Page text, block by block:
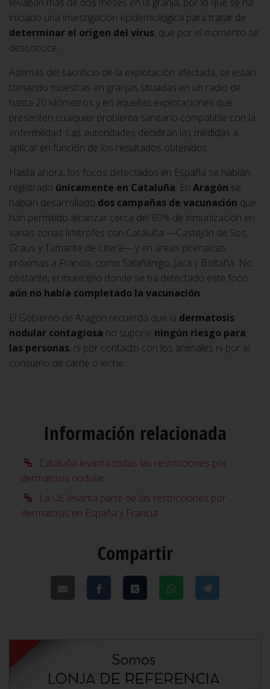
llevaban más de dos meses en la granja, por lo que se ha
iniciado una investigación epidemiológica para tratar de
determinar el origen del virus, que por el momento se
desconoce.
Además del sacrificio de la explotación afectada, se están
tomando muestras en granjas situadas en un radio de
hasta 20 kilómetros y en aquellas explotaciones que
presenten cualquier problema sanitario compatible con la
enfermedad. Las autoridades decidirán las medidas a
aplicar en función de los resultados obtenidos.
Hasta ahora, los focos detectados en España se habían
registrado únicamente en Cataluña. En Aragón se
habían desarrollado dos campañas de vacunación que
han permitido alcanzar cerca del 80% de inmunización en
varias zonas limítrofes con Cataluña —Castejón de Sos,
Graus y Tamarite de Litera— y en áreas pirenaicas
próximas a Francia, como Sabiñánigo, Jaca y Boltaña. No
obstante, el municipio donde se ha detectado este foco
aún no había completado la vacunación.
El Gobierno de Aragón recuerda que la dermatosis
nodular contagiosa no supone ningún riesgo para
las personas, ni por contacto con los animales ni por el
consumo de carne o leche.
Información relacionada
Cataluña levanta todas las restricciones por
dermatosis nodular
La UE levanta parte de las restricciones por
dermatosis en España y Francia
Compartir